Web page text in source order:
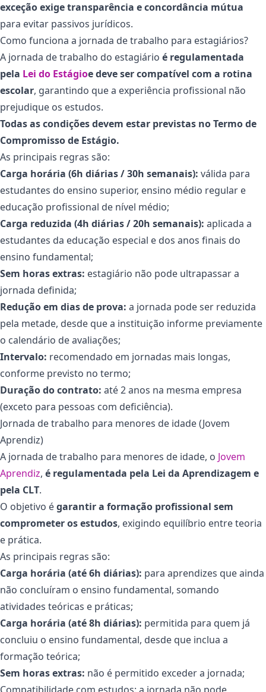
exceção exige transparência e concordância mútua
para evitar passivos jurídicos.
Como funciona a jornada de trabalho para estagiários?
A jornada de trabalho do estagiário é regulamentada
pela Lei do Estágioe deve ser compatível com a rotina
escolar, garantindo que a experiência profissional não
prejudique os estudos.
Todas as condições devem estar previstas no Termo de
Compromisso de Estágio.
As principais regras são:
Carga horária (6h diárias / 30h semanais): válida para
estudantes do ensino superior, ensino médio regular e
educação profissional de nível médio;
Carga reduzida (4h diárias / 20h semanais): aplicada a
estudantes da educação especial e dos anos finais do
ensino fundamental;
Sem horas extras: estagiário não pode ultrapassar a
jornada definida;
Redução em dias de prova: a jornada pode ser reduzida
pela metade, desde que a instituição informe previamente
o calendário de avaliações;
Intervalo: recomendado em jornadas mais longas,
conforme previsto no termo;
Duração do contrato: até 2 anos na mesma empresa
(exceto para pessoas com deficiência).
Jornada de trabalho para menores de idade (Jovem
Aprendiz)
A jornada de trabalho para menores de idade, o Jovem
Aprendiz, é regulamentada pela Lei da Aprendizagem e
pela CLT.
O objetivo égarantir a formação profissional sem
comprometer os estudos, exigindo equilíbrio entre teoria
e prática.
As principais regras são:
Carga horária (até 6h diárias): para aprendizes que ainda
não concluíram o ensino fundamental, somando
atividades teóricas e práticas;
Carga horária (até 8h diárias): permitida para quem já
concluiu o ensino fundamental, desde que inclua a
formação teórica;
Sem horas extras: não é permitido exceder a jornada;